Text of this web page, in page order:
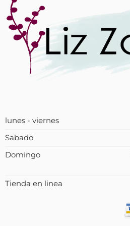
lunes - viernes
Sabado
Domingo
Tienda en linea